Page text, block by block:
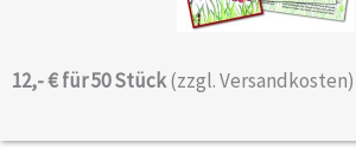
12,- € für50 Stück(zzgl. Versandkosten)